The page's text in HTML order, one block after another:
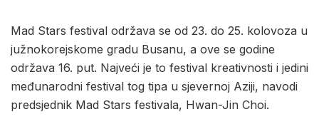
Mad Stars festival održava se od 23. do 25. kolovoza u
južnokorejskome gradu Busanu, a ove se godine
održava 16. put. Najveći je to festival kreativnosti i jedini
međunarodni festival tog tipa u sjevernoj Aziji, navodi
predsjednik Mad Stars festivala, Hwan-Jin Choi.